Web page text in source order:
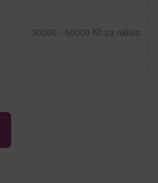
30000 - 60000 Kč za měsíc